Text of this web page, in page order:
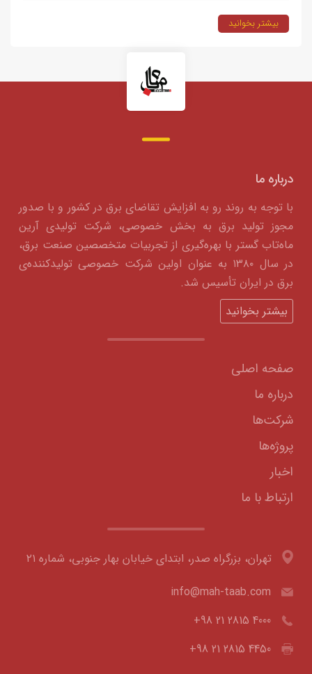
بیشتر بخوانید
درباره ما
با توجه به روند رو به افزایش تقاضای برق در کشور و با صدور
مجوز تولید برق به بخش خصوصی، شرکت تولیدی آرین
ماه‌تاب گستر با بهره‌گیری از تجربیات متخصصین صنعت برق،
در سال ۱۳۸۰ به عنوان اولین شرکت خصوصی تولیدکننده‌ی
برق در ایران تأسیس شد.
بیشتر بخوانید
صفحه اصلی
درباره ما
شرکت‌ها
پروژه‌ها
اخبار
ارتباط با ما
تهران، بزرگراه صدر، ابتدای خیابان بهار جنوبی، شماره ۲۱
info@mah-taab.com
+98 21 2815 4000
+98 21 2815 4450